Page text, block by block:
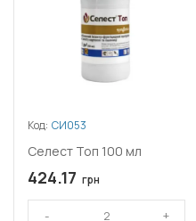
Код: СИ053
Селест Топ 100 мл
424.17 грн